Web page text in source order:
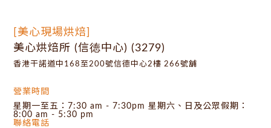
[美心現場烘焙]
美心烘焙所 (信徳中心) (3279)
香港干諾道中168至200號信德中心2樓 266號舖
營業時間
星期一至五：7:30 am - 7:30pm 星期六、日及公眾假期：
8:00 am - 5:30 pm
聯絡電話